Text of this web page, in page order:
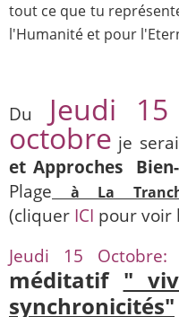
tout ce que tu
l'Humanité et pour
Du Jeudi
octobre je
et Approches
Plage à La
(cliquer ICI pour voir
Jeudi 15 Octobre:
méditatif "
synchronicités"